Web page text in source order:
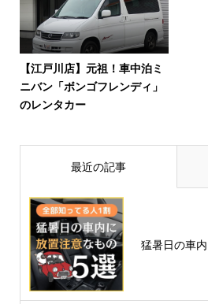
【江戸川店】元祖！車中泊ミ
ニバン「ボンゴフレンディ」
のレンタカー
最近の記事
猛暑日の車